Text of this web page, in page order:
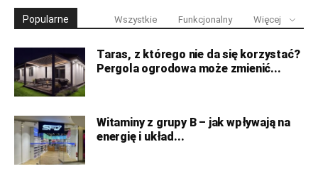
Popularne Wszystkie Funkcjonalny Więcej
Taras, z którego nie da się korzystać?
Pergola ogrodowa może zmienić...
Witaminy z grupy B – jak wpływają na
energię i układ...